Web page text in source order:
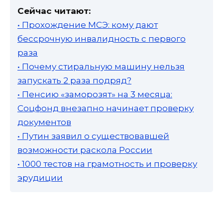
Сейчас читают:
• Прохождение МСЭ: кому дают
бессрочную инвалидность с первого
раза
• Почему стиральную машину нельзя
запускать 2 раза подряд?
• Пенсию «заморозят» на 3 месяца:
Соцфонд внезапно начинает проверку
документов
• Путин заявил о существовавшей
возможности раскола России
• 1000 тестов на грамотность и проверку
эрудиции